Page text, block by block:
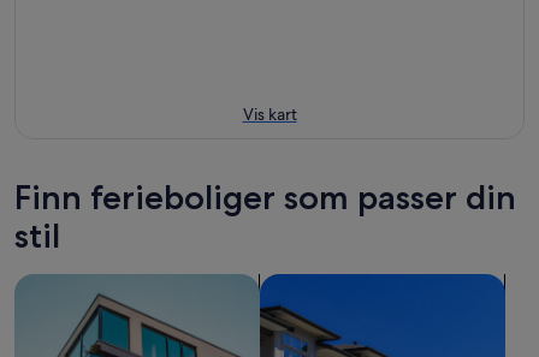
Vis kart
Finn ferieboliger som passer din
stil
søk etter leiligheter søk etter leiligheter (condos)